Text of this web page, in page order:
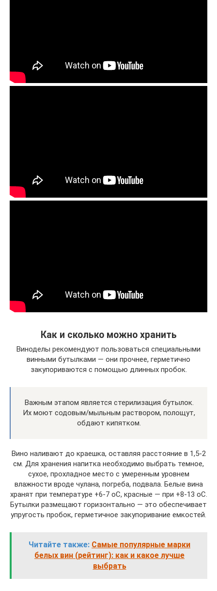
Как и сколько можно хранить
Виноделы рекомендуют пользоваться специальными
винными бутылками — они прочнее, герметично
закупориваются с помощью длинных пробок.
Важным этапом является стерилизация бутылок.
Их моют содовым/мыльным раствором, полощут,
обдают кипятком.
Вино наливают до краешка, оставляя расстояние в 1,5-2
см. Для хранения напитка необходимо выбрать темное,
сухое, прохладное место с умеренным уровнем
влажности вроде чулана, погреба, подвала. Белые вина
хранят при температуре +6-7 оС, красные — при +8-13 оС.
Бутылки размещают горизонтально — это обеспечивает
упругость пробок, герметичное закупоривание емкостей.
Читайте также: Самые популярные марки
белых вин (рейтинг): как и какое лучше
выбрать